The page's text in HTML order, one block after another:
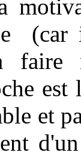
est
et
d'un